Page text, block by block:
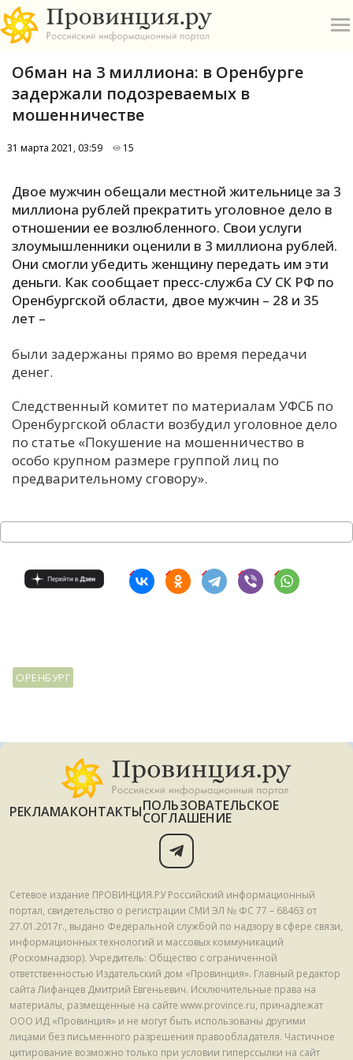
А
Б
В
И
К
П
Т
У
Х
Обман на 3 миллиона: в Оренбурге
задержали подозреваемых в
мошенничестве
31 марта 2021, 03:59 15
Двое мужчин обещали местной жительнице за 3
миллиона рублей прекратить уголовное дело в
отношении ее возлюбленного. Свои услуги
злоумышленники оценили в 3 миллиона рублей.
Они смогли убедить женщину передать им эти
деньги. Как сообщает пресс-служба СУ СК РФ по
Оренбургской области, двое мужчин – 28 и 35
лет –
были задержаны прямо во время передачи
денег.
Следственный комитет по материалам УФСБ по
Оренбургской области возбудил уголовное дело
по статье «Покушение на мошенничество в
особо крупном размере группой лиц по
предварительному сговору».
ОРЕНБУРГ
РЕКЛАМАКОНТАКТЫПОЛЬЗОВАТЕЛЬСКОЕ
СОГЛАШЕНИЕ
Сетевое издание ПРОВИНЦИЯ.РУ Российский информационный
портал, свидетельство о регистрации СМИ ЭЛ № ФС 77 – 68463 от
27.01.2017г., выдано Федеральной службой по надзору в сфере связи,
информационных технологий и массовых коммуникаций
(Роскомнадзор). Учредитель: Общество с ограниченной
ответственностью Издательский дом «Провинция». Главный редактор
сайта Лифанцев Дмитрий Евгеньевич. Исключительные права на
материалы, размещенные на сайте www.province.ru, принадлежат
ООО ИД «Провинция» и не могут быть использованы другими
лицами без письменного разрешения правообладателя. Частичное
цитирование возможно только при условии гиперссылки на сайт